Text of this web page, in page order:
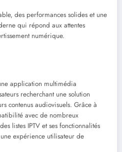
des performances solides et une
qui répond aux attentes
numérique.
application multimédia
recherchant une solution
contenus audiovisuels. Grâce à
avec de nombreux
listes IPTV et ses fonctionnalités
expérience utilisateur de